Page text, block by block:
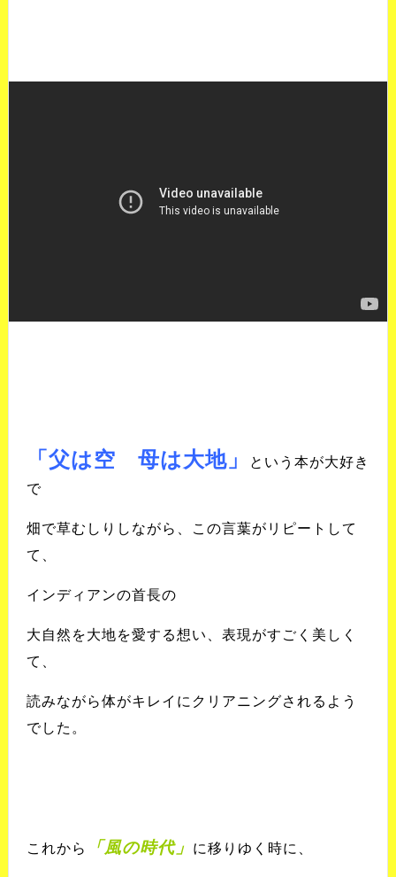
「父は空 母は大地」
という本が大好き
で
畑で草むしりしながら、 この言葉がリピートして
て、
インディアンの首長の
大自然を大地を愛する想い、 表現がすごく美しく
て、
読みながら体がキレイに クリアニングされるよう
でした。
これから 「風の時代」 に移りゆく時に、